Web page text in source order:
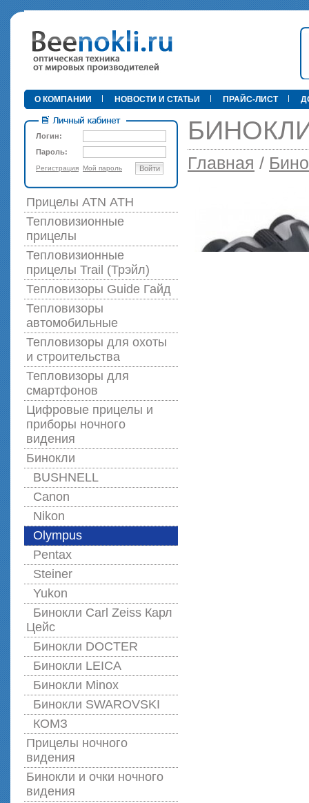
•
89 000
О КОМПАНИИ НОВОСТИ И СТАТЬИ ПРАЙС-ЛИСТ
Логин:
Пароль:
Регистрация Мой пароль Войти
Прицелы ATN АТН
Тепловизионные
прицелы
Тепловизионные
прицелы Trail (Трэйл)
Тепловизоры Guide Гайд
Тепловизоры
автомобильные
Тепловизоры для охоты
и строительства
Тепловизоры для
смартфонов
Цифровые прицелы и
приборы ночного
видения
Бинокли
BUSHNELL
Canon
Nikon
Olympus
Pentax
Steiner
Yukon
Бинокли Carl Zeiss Карл
Цейс
Бинокли DOCTER
Бинокли LEICA
Бинокли Minox
Бинокли SWAROVSKI
КОМЗ
Прицелы ночного
видения
Бинокли и очки ночного
видения
БИНОКЛИ
Главная /